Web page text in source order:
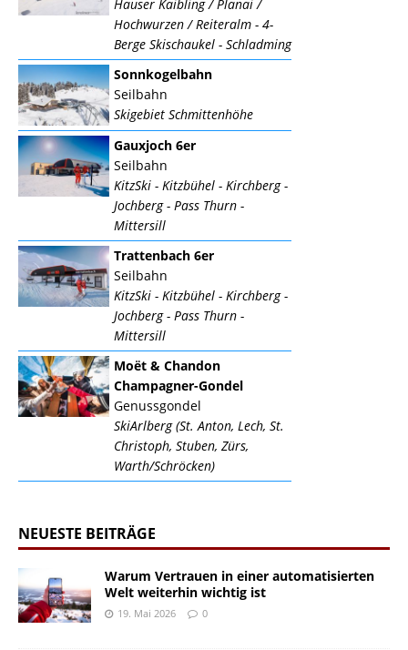
Hauser Kaibling / Planai /
Hochwurzen / Reiteralm - 4-
Berge Skischaukel - Schladming
Sonnkogelbahn
Seilbahn
Skigebiet Schmittenhöhe
Gauxjoch 6er
Seilbahn
KitzSki - Kitzbühel - Kirchberg -
Jochberg - Pass Thurn -
Mittersill
Trattenbach 6er
Seilbahn
KitzSki - Kitzbühel - Kirchberg -
Jochberg - Pass Thurn -
Mittersill
Moët & Chandon
Champagner-Gondel
Genussgondel
SkiArlberg (St. Anton, Lech, St.
Christoph, Stuben, Zürs,
Warth/Schröcken)
NEUESTE BEITRÄGE
Warum Vertrauen in einer automatisierten
Welt weiterhin wichtig ist
19. Mai 2026 0